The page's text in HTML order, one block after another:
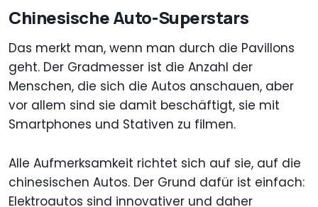
Chinesische Auto-Superstars
Das merkt man, wenn man durch die Pavillons
geht. Der Gradmesser ist die Anzahl der
Menschen, die sich die Autos anschauen, aber
vor allem sind sie damit beschäftigt, sie mit
Smartphones und Stativen zu filmen.
Alle Aufmerksamkeit richtet sich auf sie, auf die
chinesischen Autos. Der Grund dafür ist einfach:
Elektroautos sind innovativer und daher